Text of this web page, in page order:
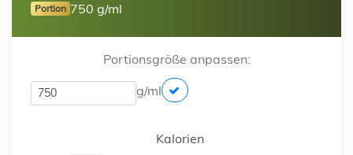
Portion 750 g/ml
Portionsgröße anpassen:
g/ml
Kalorien